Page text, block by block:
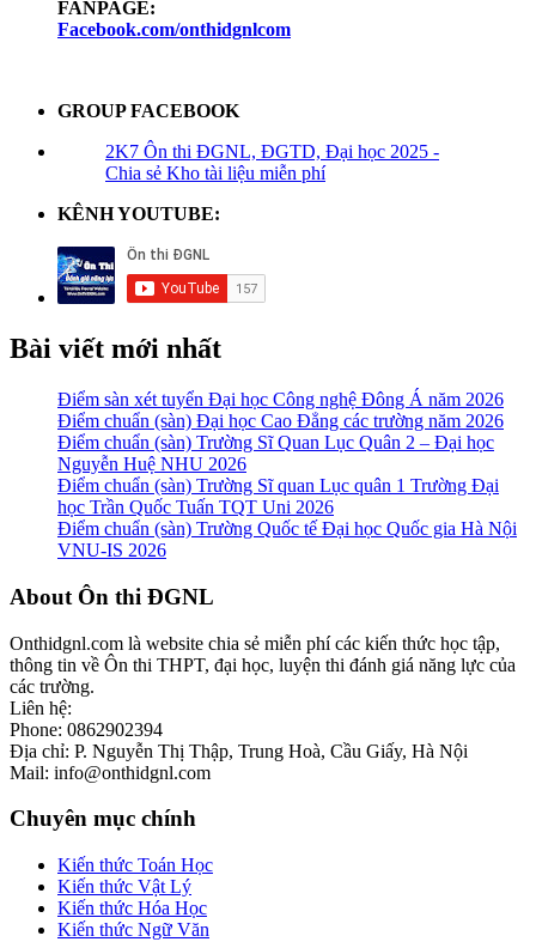
FANPAGE:
Facebook.com/onthidgnlcom
GROUP FACEBOOK
2K7 Ôn thi ĐGNL, ĐGTD, Đại học 2025 -
Chia sẻ Kho tài liệu miễn phí
KÊNH YOUTUBE:
Bài viết mới nhất
Điểm sàn xét tuyển Đại học Công nghệ Đông Á năm 2026
Điểm chuẩn (sàn) Đại học Cao Đẳng các trường năm 2026
Điểm chuẩn (sàn) Trường Sĩ Quan Lục Quân 2 – Đại học
Nguyễn Huệ NHU 2026
Điểm chuẩn (sàn) Trường Sĩ quan Lục quân 1 Trường Đại
học Trần Quốc Tuấn TQT Uni 2026
Điểm chuẩn (sàn) Trường Quốc tế Đại học Quốc gia Hà Nội
VNU-IS 2026
Footer
About Ôn thi ĐGNL
Onthidgnl.com là website chia sẻ miễn phí các kiến thức học tập,
thông tin về Ôn thi THPT, đại học, luyện thi đánh giá năng lực của
các trường.
Liên hệ:
Phone: 0862902394
Địa chỉ: P. Nguyễn Thị Thập, Trung Hoà, Cầu Giấy, Hà Nội
Mail: info@onthidgnl.com
Chuyên mục chính
Kiến thức Toán Học
Kiến thức Vật Lý
Kiến thức Hóa Học
Kiến thức Ngữ Văn